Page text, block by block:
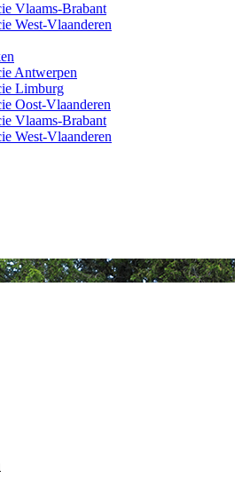
Vlaams-Brabant
West-Vlaanderen
Antwerpen
Limburg
Oost-Vlaanderen
Vlaams-Brabant
West-Vlaanderen